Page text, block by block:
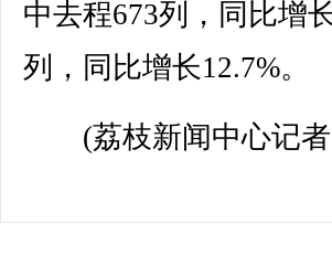
中去程673列，同比增
列，同比增长12.7%。
(荔枝新闻中心记者